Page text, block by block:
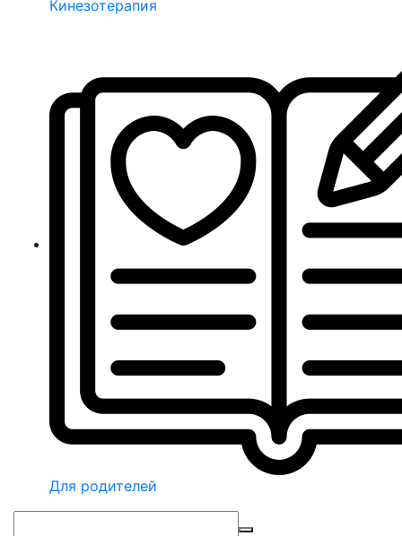
Кинезотерапия
Для родителей